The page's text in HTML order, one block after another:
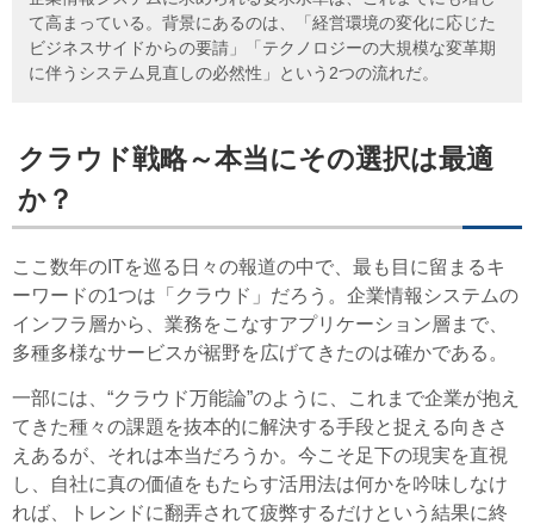
て高まっている。背景にあるのは、「経営環境の変化に応じた
ビジネスサイドからの要請」「テクノロジーの大規模な変革期
に伴うシステム見直しの必然性」という2つの流れだ。
クラウド戦略～本当にその選択は最適
か？
ここ数年のITを巡る日々の報道の中で、最も目に留まるキ
ーワードの1つは「クラウド」だろう。企業情報システムの
インフラ層から、業務をこなすアプリケーション層まで、
多種多様なサービスが裾野を広げてきたのは確かである。
一部には、“クラウド万能論”のように、これまで企業が抱え
てきた種々の課題を抜本的に解決する手段と捉える向きさ
えあるが、それは本当だろうか。今こそ足下の現実を直視
し、自社に真の価値をもたらす活用法は何かを吟味しなけ
れば、トレンドに翻弄されて疲弊するだけという結果に終